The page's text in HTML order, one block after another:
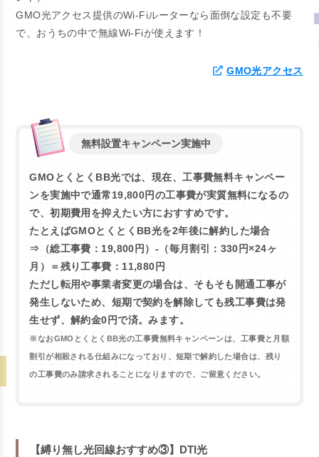
GMO光アクセス提供のWi-Fiルーターなら面倒な設定も不要
で、 おうちの中で無線Wi-Fiが使えます！
GMO光アクセス
無料設置キャンペーン実施中
GMOとくとくBB光では、現在、工事費無料キャンペー
ンを実施中で通常19,800円の工事費が実質無料になるの
で、初期費用を抑えたい方におすすめです。
たとえばGMOとくとくBB光を2年後に解約した場合
⇒（総工事費：19,800円）-（毎月割引：330円×24ヶ
月）＝残り工事費：11,880円
ただし転用や事業者変更の場合は、そもそも開通工事が
発生しないため、短期で契約を解除しても残工事費は発
生せず、解約金0円で済。みます。
※なおGMOとくとくBB光の工事費無料キャンペーンは、工事費と月額
割引が相殺される仕組みになっており、短期で解約した場合は、残り
の工事費のみ請求されることになりますので、ご留意ください。
【縛り無し光回線おすすめ③】DTI光